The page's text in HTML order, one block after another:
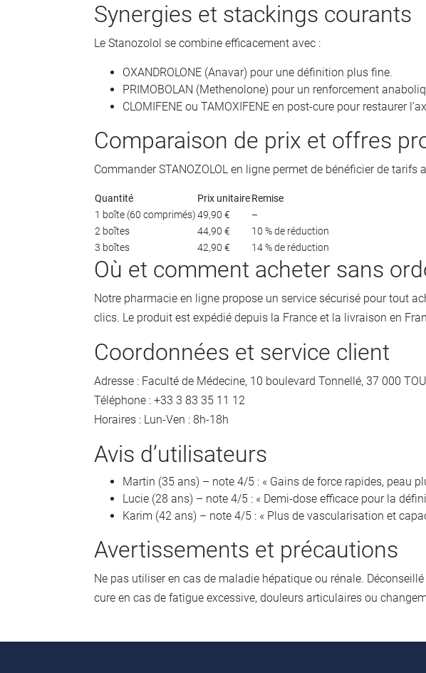
Synergies et stackings courants
Le Stanozolol se combine efficacement avec :
OXANDROLONE (Anavar) pour une définition plus fine.
PRIMOBOLAN (Methenolone) pour un renforcement
CLOMIFENE ou TAMOXIFENE en post-cure pour restaurer
Comparaison de prix et offres
Commander STANOZOLOL en ligne permet de bénéficier de
Quantité Prix unitaireRemise
1 boîte (60 comprimés)49,90 €
–
2 boîtes
44,90 €
10 % de réduction
3 boîtes
42,90 € 14 % de réduction
Où et comment acheter sans
Notre pharmacie en ligne propose un service sécurisé pour tout
clics. Le produit est expédié depuis la France et la livraison en
Coordonnées et service client
Adresse : Faculté de Médecine, 10 boulevard Tonnellé, 37 000
Téléphone : +33 3 83 35 11 12
Horaires : Lun-Ven : 8h-18h
Avis d’utilisateurs
Martin (35 ans) – note 4/5 : « Gains de force rapides, peau
Lucie (28 ans) – note 4/5 : « Demi-dose efficace pour la
Karim (42 ans) – note 4/5 : « Plus de vascularisation et
Avertissements et précautions
Ne pas utiliser en cas de maladie hépatique ou rénale.
cure en cas de fatigue excessive, douleurs articulaires ou